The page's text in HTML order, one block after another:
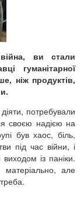
ви стали
гуманітарної
ніж продуктів,
потребували
своєю надією на
був хаос, біль,
під час війни, і
із паніки.
але